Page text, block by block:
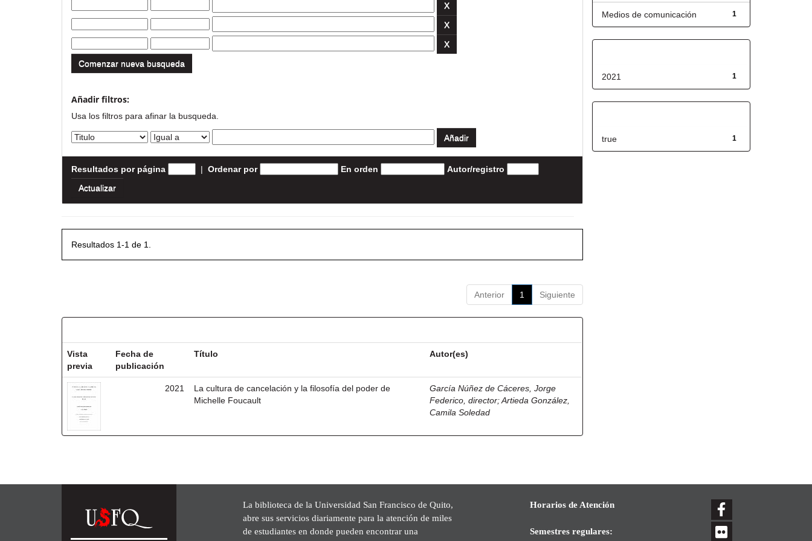
Comenzar nueva busqueda
Añadir filtros:
Usa los filtros para afinar la busqueda.
Resultados por página | Ordenar por En orden Autor/registro
Resultados 1-1 de 1.
Anterior 1 Siguiente
Vista
previa
Fecha de
publicación
Título Autor(es)
2021
La cultura de cancelación y la filosofía del poder de
Michelle Foucault
García Núñez de Cáceres, Jorge
Federico, director;Artieda González,
Camila Soledad
1
Medios de comunicación
1
2021
1
true
La biblioteca de la Universidad San Francisco de Quito,
abre sus servicios diariamente para la atención de miles
de estudiantes en donde pueden encontrar una
Horarios de Atención
Semestres regulares: